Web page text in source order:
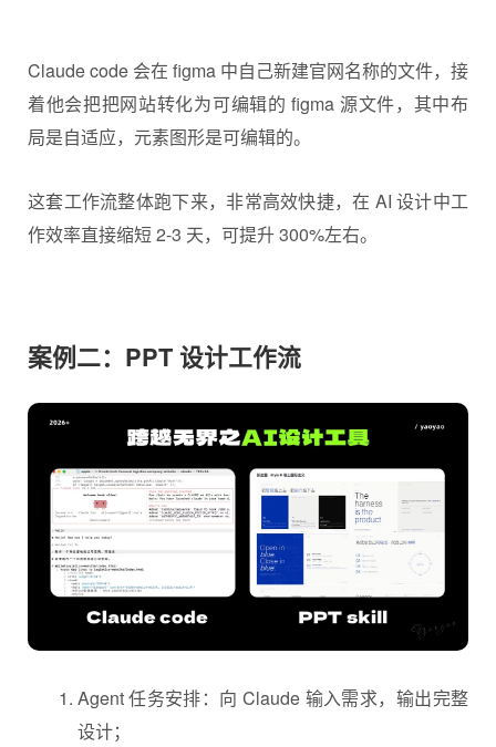
终端会自己进行工作，中间会有些设计方向需要你进行
选择。
等待一会 Claude code 会给你输出文件地址，页面包括
内容等基本信息。
打开给到 html 打开后，可以看到要求生成的科技感企业
官网，包含滑动的动效，按钮点击交互，表单输入交互